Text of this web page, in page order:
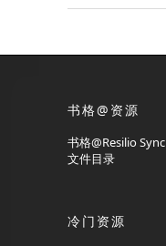
书格@资源
书格@Resilio Sync
文件目录
冷门资源